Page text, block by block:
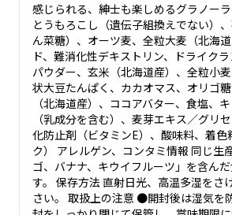
感じられる、紳士も楽しめるグラノー
とうもろこし（遺伝子組換えでない）
ん菜糖）、オーツ麦、全粒大麦（北海
ド、難消化性デキストリン、ドライク
パウダー、玄米（北海道産）、全粒小
状大豆たんぱく、カカオマス、オリゴ
（北海道産）、ココアバター、食塩、
（乳成分を含む）、麦芽エキス／グリ
化防止剤（ビタミンE）、酸味料、着色
ク） アレルゲン、コンタミ情報 同じ生
ゴ、バナナ、キウイフルーツ」を含ん
す。 保存方法 直射日光、高温多湿をさ
さい。 取扱上の注意 ●開封後は湿気を